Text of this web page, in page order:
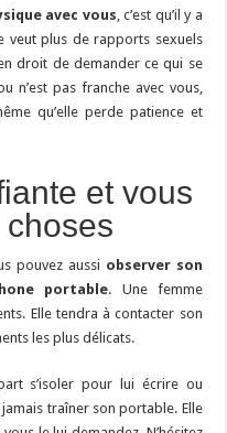
avec vous , c’est qu’il y a
veut plus de rapports sexuels
droit de demander ce qui se
n’est pas franche avec vous,
qu’elle perde patience et
et vous
pouvez aussi observer son
portable. Une femme
Elle tendra à contacter son
les plus délicats.
s’isoler pour lui écrire ou
jamais traîner son portable. Elle